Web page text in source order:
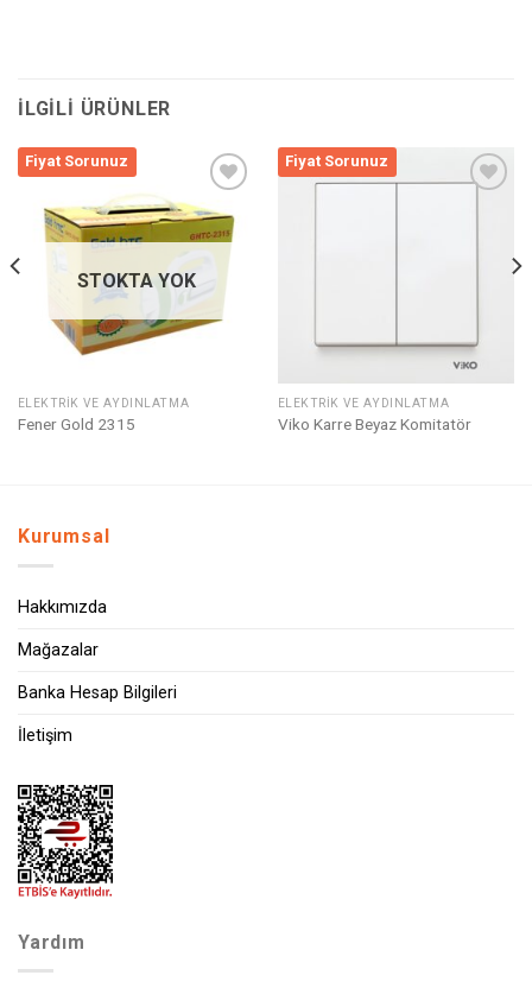
İLGILI ÜRÜNLER
Fiyat Sorunuz
Listeme
Ekle
STOKTA YOK
ELEKTRIK VE AYDINLATMA
Fener Gold 2315
Fiyat Sorunuz
ELEKTRIK VE AYDINLATMA
Viko Karre Beyaz Komitatör
Kurumsal
Hakkımızda
Mağazalar
Banka Hesap Bilgileri
İletişim
Yardım